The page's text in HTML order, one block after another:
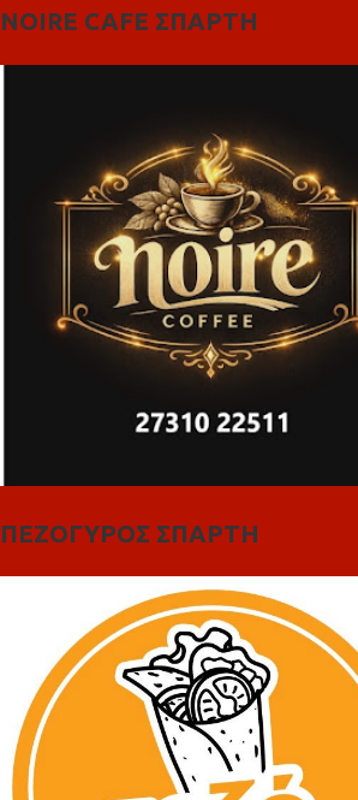
NOIRE CAFE ΣΠΑΡΤΗ
ΠΕΖΟΓΥΡΟΣ ΣΠΑΡΤΗ